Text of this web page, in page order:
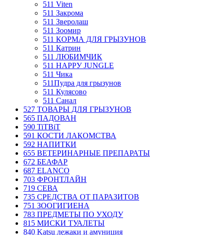
511 Viten
511 Закрома
511 Зверолаш
511 Зоомир
511 КОРМА ДЛЯ ГРЫЗУНОВ
511 Катрин
511 ЛЮБИМЧИК
511 НАРРУ JUNGLЕ
511 Чика
511Пудра для грызунов
511 Кулясово
511 Санал
527 ТОВАРЫ ДЛЯ ГРЫЗУНОВ
565 ПАДОВАН
590 TiTBiT
591 КОСТИ ЛАКОМСТВА
592 НАПИТКИ
655 ВЕТЕРИНАРНЫЕ ПРЕПАРАТЫ
672 БЕАФАР
687 ELANCO
703 ФРОНТЛАЙН
719 СЕВА
735 СРЕДСТВА ОТ ПАРАЗИТОВ
751 ЗООГИГИЕНА
783 ПРЕДМЕТЫ ПО УХОДУ
815 МИСКИ ТУАЛЕТЫ
840 Katsu лежаки и амуниция